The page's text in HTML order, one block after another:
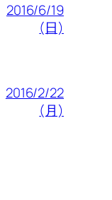
2016/6/19
(日)
2016/2/22
(月)